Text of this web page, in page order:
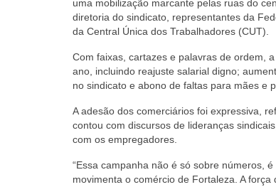
uma mobilização marcante pelas ruas do
diretoria do sindicato, representantes da
da Central Única dos Trabalhadores (CUT).
Com faixas, cartazes e palavras de ordem,
ano, incluindo reajuste salarial digno;
no sindicato e abono de faltas para mães e
A adesão dos comerciários foi expressiva,
contou com discursos de lideranças
com os empregadores.
“Essa campanha não é só sobre números,
movimenta o comércio de Fortaleza. A